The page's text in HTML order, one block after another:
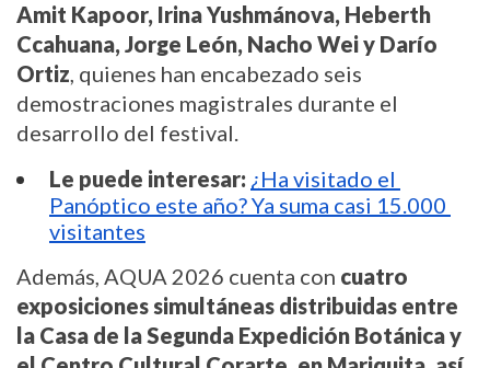
Amit Kapoor, Irina Yushmánova, Heberth
Ccahuana, Jorge León, Nacho Wei y Darío
Ortiz, quienes han encabezado seis
demostraciones magistrales durante el
desarrollo del festival.
Le puede interesar: ¿Ha visitado el
Panóptico este año? Ya suma casi 15.000
visitantes
Además, AQUA 2026 cuenta con cuatro
exposiciones simultáneas distribuidas entre
la Casa de la Segunda Expedición Botánica y